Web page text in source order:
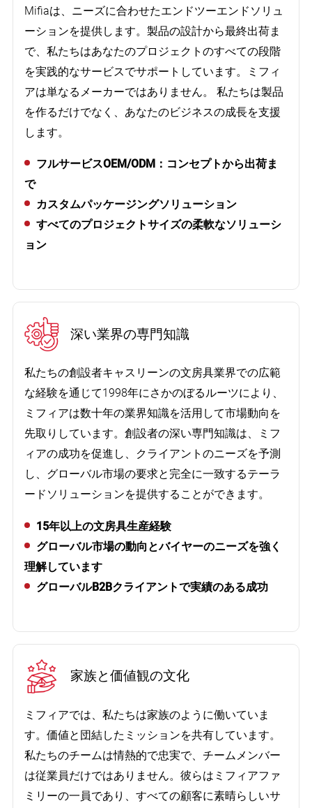
顧客は私たちの仕事に非常に満足していまし
た。製品は素晴らしく見えます！
顧客は、ビジネス協力に関する要約レポートに
Mifiaは、ニーズに合わせたエンドツーエンドソリュ
ーションを提供します。製品の設計から最終出荷ま
で、私たちはあなたのプロジェクトのすべての段階
を実践的なサービスでサポートしています。ミフィ
アは単なるメーカーではありません。 私たちは製品
を作るだけでなく、あなたのビジネスの成長を支援
します。
フルサービスOEM/ODM：コンセプトから出荷ま
で
カスタムパッケージングソリューション
すべてのプロジェクトサイズの柔軟なソリューシ
ョン
深い業界の専門知識
私たちの創設者キャスリーンの文房具業界での広範
な経験を通じて1998年にさかのぼるルーツにより、
ミフィアは数十年の業界知識を活用して市場動向を
先取りしています。創設者の深い専門知識は、ミフ
ィアの成功を促進し、クライアントのニーズを予測
し、グローバル市場の要求と完全に一致するテーラ
ードソリューションを提供することができます。
15年以上の文房具生産経験
グローバル市場の動向とバイヤーのニーズを強く
理解しています
グローバルB2Bクライアントで実績のある成功
家族と価値観の文化
ミフィアでは、私たちは家族のように働いていま
す。価値と団結したミッションを共有しています。
私たちのチームは情熱的で忠実で、チームメンバー
は従業員だけではありません。彼らはミフィアファ
ミリーの一員であり、すべての顧客に素晴らしいサ